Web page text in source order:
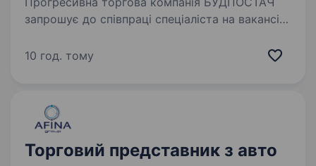
запрошує до співпраці спеціаліста на вакансію
Досвід продажу категорій непроводольчого
10 год. тому
Торговий представник з авто